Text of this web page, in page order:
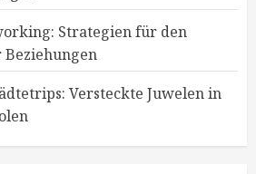
Strategien für den
Versteckte Juwelen in